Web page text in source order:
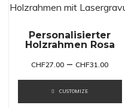
Personalisierter
Holzrahmen Rosa
CHF27.00 –CHF31.00
CUSTOMIZE